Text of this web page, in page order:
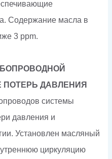
Содержание масла в
3 ppm.
ДАВЛЕНИЯ
системы
давления и
Установлен масляный
циркуляцию